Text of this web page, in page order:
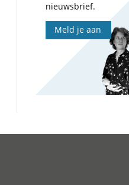
nieuwsbrief.
Meld je aan